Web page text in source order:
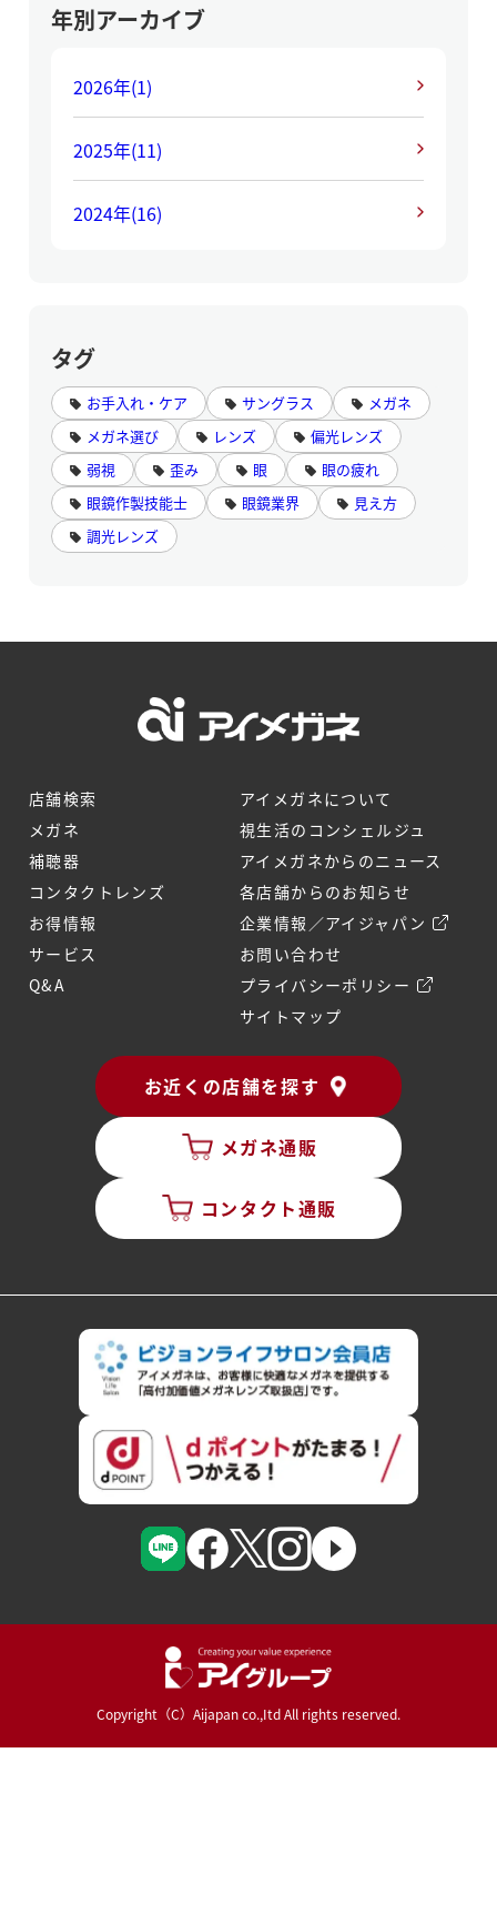
年別アーカイブ
2026年(1)
2025年(11)
2024年(16)
タグ
お手入れ・ケア サングラス
メガネ
メガネ選び
レンズ
偏光レンズ
弱視
歪み 眼
眼の疲れ
眼鏡作製技能士
眼鏡業界
見え方
調光レンズ
店舗検索
メガネ
補聴器
コンタクトレンズ
お得情報
サービス
Q&A
アイメガネについて
視生活のコンシェルジュ
アイメガネからのニュース
各店舗からのお知らせ
企業情報／アイジャパン
お問い合わせ
プライバシーポリシー
サイトマップ
お近くの店舗を探す
メガネ通販
コンタクト通販
Copyright（C）Aijapan co.,Itd All rights reserved.